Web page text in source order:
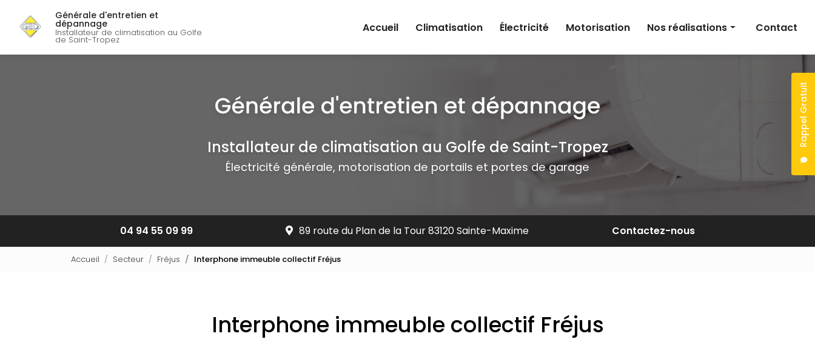
contenu
Générale d'entretien et
dépannage
Installateur de climatisation au Golfe
de Saint-Tropez
Rappel Gratuit
Accueil
Climatisation Électricité Motorisation Nos réalisations Contact
Installateur de climatisation au Golfe de Saint-Tropez
Électricité générale, motorisation de portails et portes de garage
04 94 55 09 99 89 route du Plan de la Tour 83120 Sainte-Maxime Contactez-nous
Accueil Secteur Fréjus Interphone immeuble collectif Fréjus
Interphone immeuble collectif Fréjus